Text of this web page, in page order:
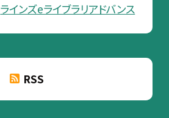
ラインズeライブラリアドバンス
RSS